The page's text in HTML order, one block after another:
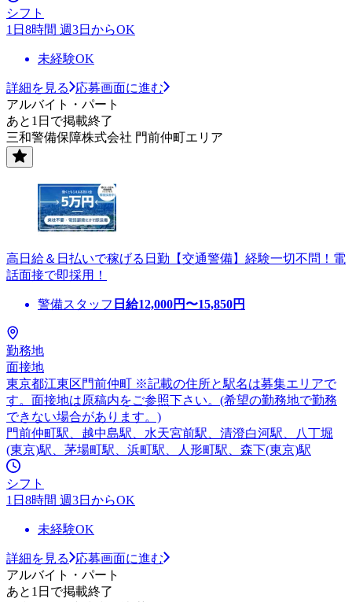
シフト
1日8時間 週3日からOK
未経験OK
詳細を見る
応募画面に進む
アルバイト・パート
あと1日で掲載終了
三和警備保障株式会社 門前仲町エリア
高日給＆日払いで稼げる日勤【交通警備】経験一切不問！電
話面接で即採用！
警備スタッフ 日給12,000円〜15,850円
勤務地
面接地
東京都江東区門前仲町 ※記載の住所と駅名は募集エリアで
す。面接地は原稿内をご参照下さい。(希望の勤務地で勤務
できない場合があります。)
門前仲町駅、越中島駅、水天宮前駅、清澄白河駅、八丁堀
(東京)駅、茅場町駅、浜町駅、人形町駅、森下(東京)駅
シフト
1日8時間 週3日からOK
未経験OK
詳細を見る
応募画面に進む
アルバイト・パート
あと1日で掲載終了